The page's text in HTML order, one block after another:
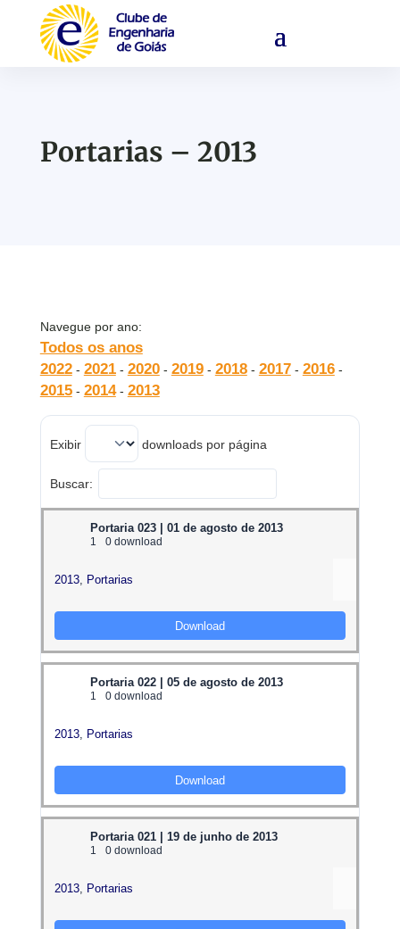
Portarias – 2013
Navegue por ano:
Todos os anos
2022- 2021- 2020- 2019- 2018- 2017- 2016-
2015- 2014- 2013
Exibir downloads por página
Buscar:
Portaria 023 | 01 de agosto de 2013
1 0 download
2013, Portarias
Download
Portaria 022 | 05 de agosto de 2013
1 0 download
2013, Portarias
Download
Portaria 021 | 19 de junho de 2013
1 0 download
2013, Portarias